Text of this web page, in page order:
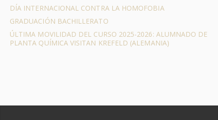
DÍA INTERNACIONAL CONTRA LA HOMOFOBIA
GRADUACIÓN BACHILLERATO
ÚLTIMA MOVILIDAD DEL CURSO 2025-2026: ALUMNADO DE
PLANTA QUÍMICA VISITAN KREFELD (ALEMANIA)